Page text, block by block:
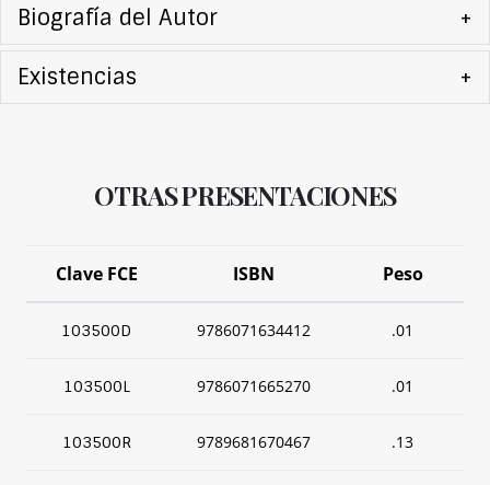
Biografía del Autor +
Existencias +
OTRAS PRESENTACIONES
Clave FCE ISBN Peso
103500D 9786071634412 .01
103500L 9786071665270 .01
103500R 9789681670467 .13